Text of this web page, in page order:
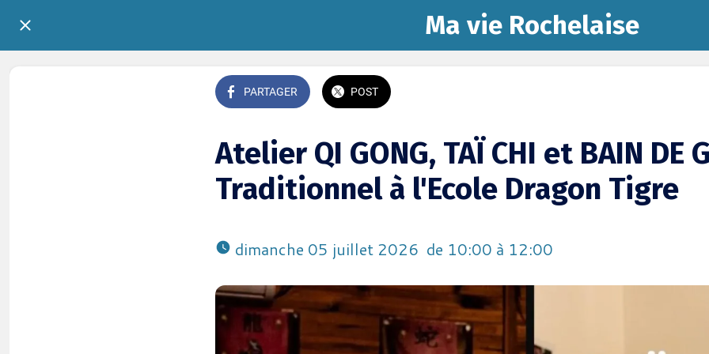
Ma vie Rochelaise
PARTAGER POST
Atelier QI GONG, TAÏ CHI et BAIN DE
Traditionnel à l'Ecole Dragon Tigre
dimanche 05 juillet 2026  de 10:00 à 12:00